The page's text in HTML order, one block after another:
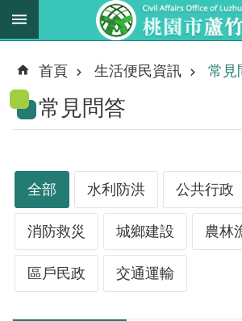
跳到主要內容區塊
新
消
息
掌
法
規
資
料
首頁 生活便民資訊 常見
常見問答
全部 水利防洪 公共行政
消防救災 城鄉建設 農林
區戶民政 交通運輸